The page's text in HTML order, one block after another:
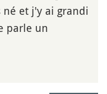
né et j'y ai grandi
parle un